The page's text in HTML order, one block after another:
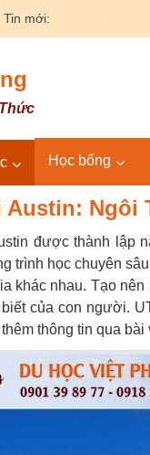
Tin mới:
Học bổng
Austin:
được thành lập
trình học chuyên
khác nhau. Tạo
của con người.
thông tin qua bài